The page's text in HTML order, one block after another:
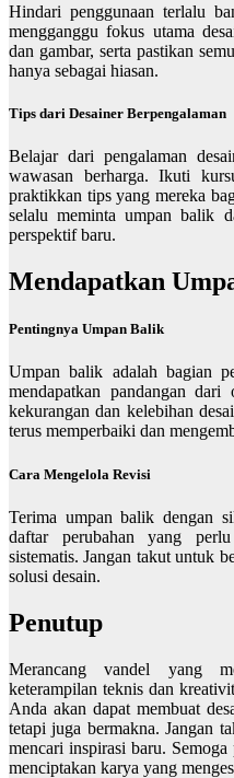
Hindari penggunaan terlalu
mengganggu fokus utama
dan gambar, serta pastikan
hanya sebagai hiasan.
Tips dari Desainer Berpengalaman
Belajar dari pengalaman
wawasan berharga. Ikuti
praktikkan tips yang mereka
selalu meminta umpan balik
perspektif baru.
Mendapatkan
Pentingnya Umpan Balik
Umpan balik adalah bagian
mendapatkan pandangan
kekurangan dan kelebihan
terus memperbaiki dan
Cara Mengelola Revisi
Terima umpan balik dengan
daftar perubahan yang
sistematis. Jangan takut untuk
solusi desain.
Penutup
Merancang vandel yang
keterampilan teknis dan
Anda akan dapat membuat
tetapi juga bermakna. Jangan
mencari inspirasi baru.
menciptakan karya yang